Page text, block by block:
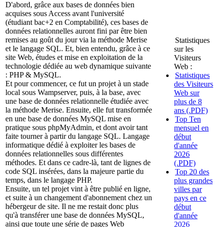
D'abord, grâce aux bases de données bien
acquises sous Access avant l'université
(étudiant bac+2 en Comptabilité), ces bases de
données relationnelles auront fini par être bien
remises au goût du jour via la méthode Merise
et le langage SQL. Et, bien entendu, grâce à ce
site Web, études et mise en exploitation de la
technologie dédiée au web dynamique suivante
: PHP & MySQL.
Et pour commencer, ce fut un projet à un stade
local sous Wampserver, puis, à la base, avec
une base de données relationnelle étudiée avec
la méthode Merise. Ensuite, elle fut transformée
en une base de données MySQL mise en
pratique sous phpMyAdmin, et dont avoir tant
faite tourner à partir du langage SQL. Langage
informatique dédié à exploiter les bases de
données relationnelles sous différentes
méthodes. Et dans ce cadre-là, tant de lignes de
code SQL insérées, dans la majeure partie du
temps, dans le langage PHP.
Ensuite, un tel projet vint à être publié en ligne,
et suite à un changement d'abonnement chez un
hébergeur de site. Il ne me restait donc plus
qu'à transférer une base de données MySQL,
ainsi que toute une série de pages Web
Statistiques
sur les
Visiteurs
Web :
Statistiques
des Visiteurs
Web sur
plus de 8
ans (.PDF)
Top Ten
mensuel en
début
d'année
2026
(.PDF)
Top 20 des
plus grandes
villes par
pays en ce
début
d'année
2026